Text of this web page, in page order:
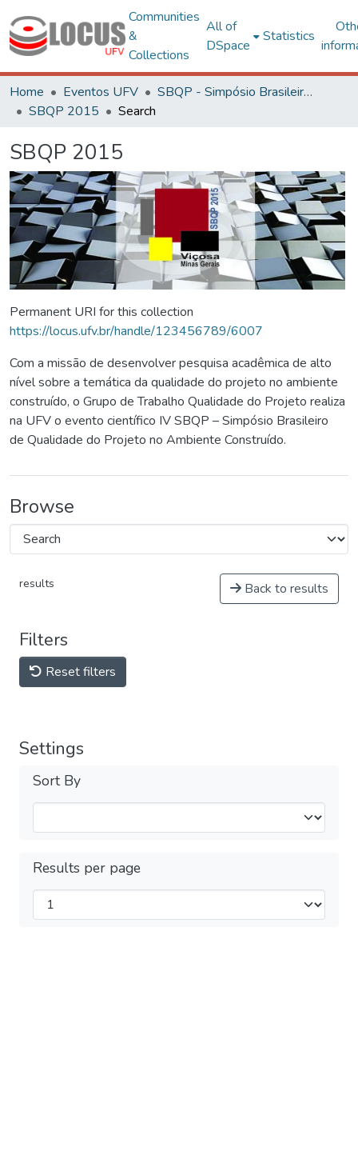
Communities
&
Collections
All of
DSpace
Statistics
Home Eventos UFV
SBQP - Simpósio Brasileiro de Qualidade do Projeto no Ambiente Construído
SBQP 2015
Search
SBQP 2015
Permanent URI for this collection
https://locus.ufv.br/handle/123456789/6007
Com a missão de desenvolver pesquisa acadêmica de alto
nível sobre a temática da qualidade do projeto no ambiente
construído, o Grupo de Trabalho Qualidade do Projeto realiza
na UFV o evento científico IV SBQP – Simpósio Brasileiro
de Qualidade do Projeto no Ambiente Construído.
Browse
results Back to results
Filters
Reset filters
Settings
Sort By
Results per page